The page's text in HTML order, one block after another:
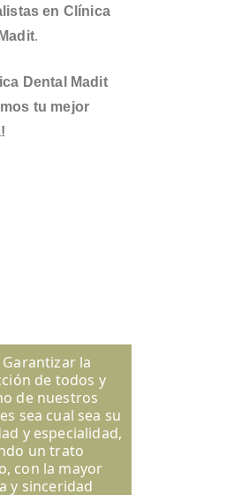
en Clínica
.
Dental Madit
tu mejor
la
de todos y
de nuestros
sea cual sea su
y especialidad,
un trato
con la mayor
y sinceridad